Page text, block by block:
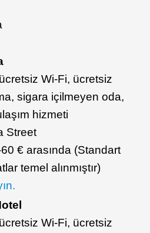
ücretsiz Wi-Fi, ücretsiz
sigara içilmeyen oda,
hizmeti
Street
€ arasında (Standart
temel alınmıştır)
ücretsiz Wi-Fi, ücretsiz